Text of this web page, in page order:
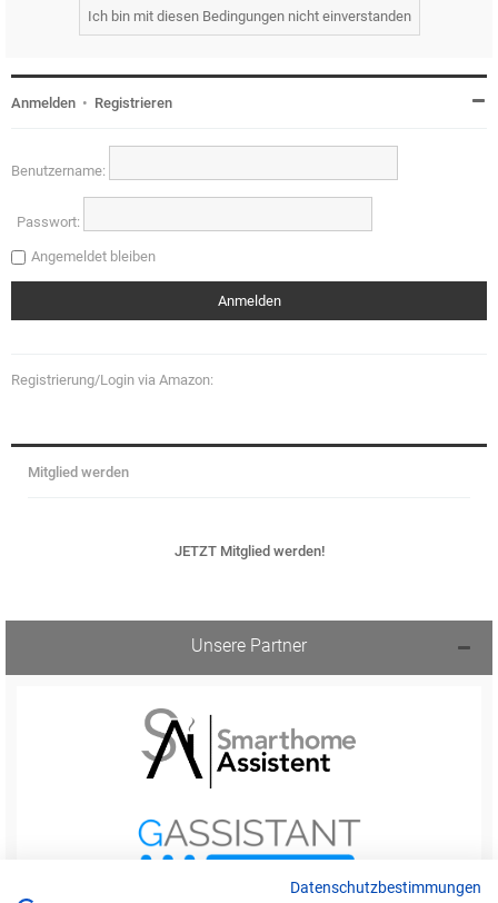
Anmelden • Registrieren
Benutzername:
Passwort:
Angemeldet bleiben
Registrierung/Login via Amazon:
Mitglied werden
JETZT Mitglied werden!
Unsere Partner
Datenschutzbestimmungen